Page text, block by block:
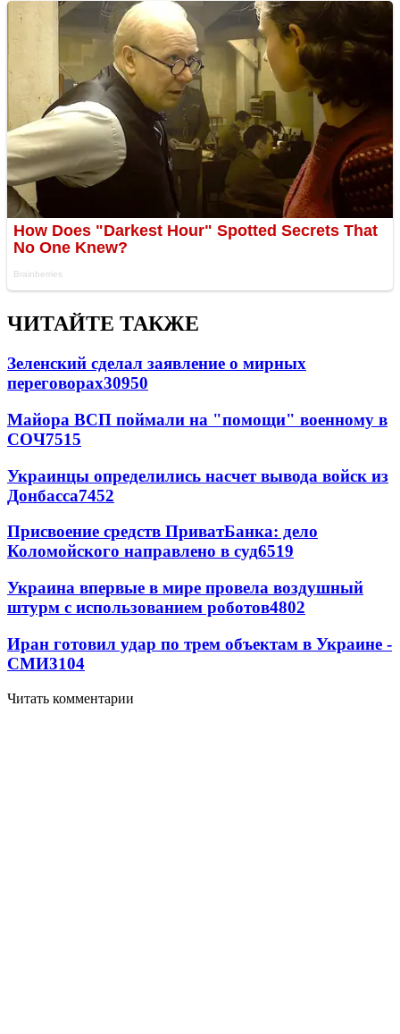
ЧИТАЙТЕ ТАКЖЕ
Зеленский сделал заявление о мирных
переговорах30950
Майора ВСП поймали на "помощи" военному в
СОЧ7515
Украинцы определились насчет вывода войск из
Донбасса7452
Присвоение средств ПриватБанка: дело
Коломойского направлено в суд6519
Украина впервые в мире провела воздушный
штурм с использованием роботов4802
Иран готовил удар по трем объектам в Украине -
СМИ3104
Читать комментарии